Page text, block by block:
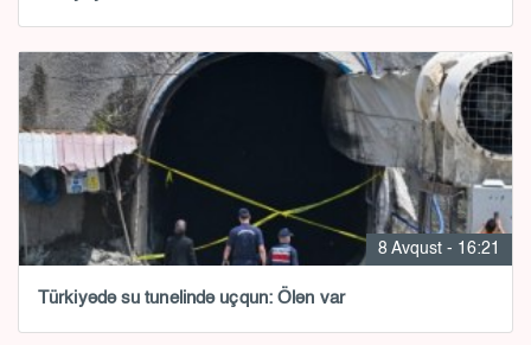
8 Avqust - 16:21
Türkiyədə su tunelində uçqun: Ölən var